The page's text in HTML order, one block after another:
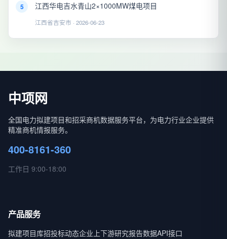
5 江西华电吉水青山2×1000MW煤电项目
江西省吉安市 · 2026-06-23
中项网
全国电力拟建项目和招采商机数据服务平台，为电力行业企业提供
精准商机情报服务。
400-8161-360
工作日 9:00-18:00
产品服务
拟建项目库招投标动态企业上下游研究报告数据API接口